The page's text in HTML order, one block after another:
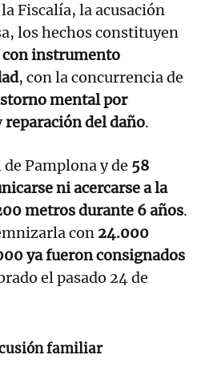
Fiscalía, la acusación
los hechos constituyen
instrumento
, con la concurrencia de
mental por
reparación del daño.
Pamplona y de 58
ni acercarse a la
metros durante 6 años.
con 24.000
ya fueron consignados
el pasado 24 de
familiar